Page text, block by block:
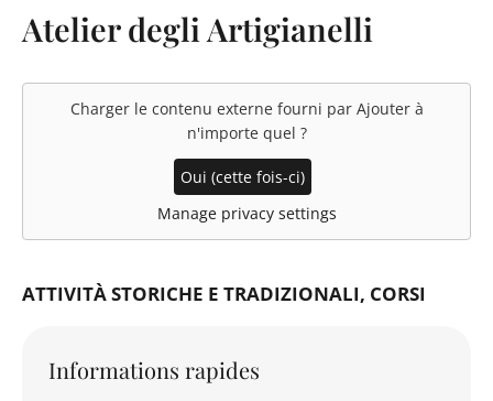
Atelier degli Artigianelli
Charger le contenu externe fourni par Ajouter à
n'importe quel ?
Oui (cette fois-ci)
Manage privacy settings
ATTIVITÀ STORICHE E TRADIZIONALI CORSI
Informations rapides